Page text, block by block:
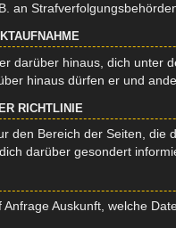
an
darüber hinaus, dich unter
hinaus dürfen er und
RICHTLINIE
den Bereich der Seiten,
darüber gesondert
Auskunft, welche